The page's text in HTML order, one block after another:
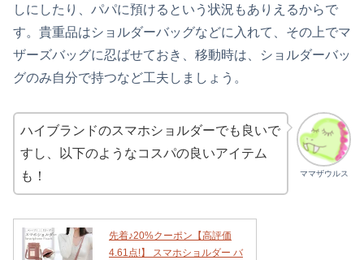
しにしたり、パパに預けるという状況もありえるからで
す。貴重品はショルダーバッグなどに入れて、その上でマ
ザーズバッグに忍ばせておき、移動時は、ショルダーバッ
グのみ自分で持つなど工夫しましょう。
ママザウルス
ハイブランドのスマホショルダーでも良いで
すし、以下のようなコスパの良いアイテム
も！
先着♪20%クーポン【高評価
4.61点!】 スマホショルダー バ